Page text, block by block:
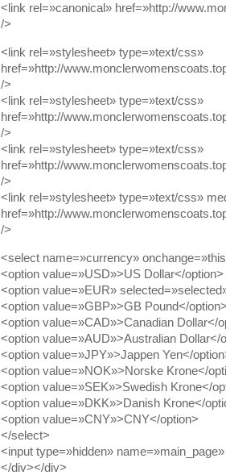
<link rel=»canonical» href=»http://
/>
<link rel=»stylesheet» type=»text/css»
href=»http://
/>
<link rel=»stylesheet» type=»text/css»
href=»http://
/>
<link rel=»stylesheet» type=»text/css»
href=»http://
/>
<link rel=»stylesheet» type=»text/css»
href=»http://
/>
<select name=»currency»
<option value=»USD»>US Dollar</option>
<option value=»EUR»
<option value=»GBP»>GB Pound</
<option value=»CAD»>Canadian Dollar</
<option value=»AUD»>Australian Dollar</
<option value=»JPY»>Jappen Yen</
<option value=»NOK»>Norske Krone</
<option value=»SEK»>Swedish Krone</
<option value=»DKK»>Danish Krone</
<option value=»CNY»>CNY</option>
</select>
<input type=»hidden»
</div></div>